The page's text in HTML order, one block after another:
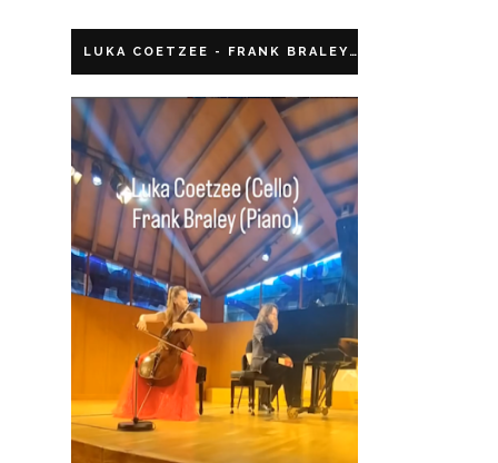
LUKA COETZEE - FRANK BRALEY